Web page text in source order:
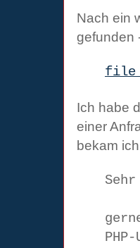
Nach ein
gefunden
Ich habe
einer
bekam